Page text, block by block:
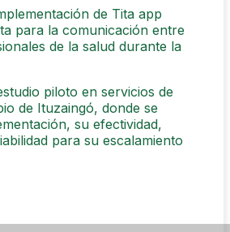
de Tita app
para la comunicación entre
de la salud durante la
piloto en servicios de
de Ituzaingó, donde se
su efectividad,
para su escalamiento